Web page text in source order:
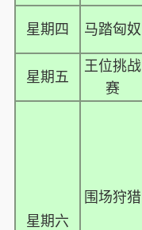
星期四 马踏匈奴
星期五
王位挑战
赛
星期六
围场狩猎